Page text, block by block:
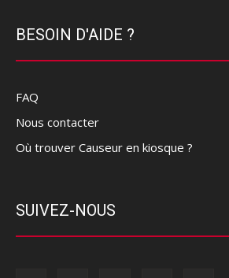
BESOIN D'AIDE ?
FAQ
Nous contacter
Où trouver Causeur en kiosque ?
SUIVEZ-NOUS